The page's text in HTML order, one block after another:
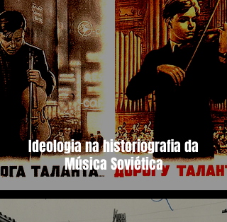
Ideologia na historiografia da
Música Soviética